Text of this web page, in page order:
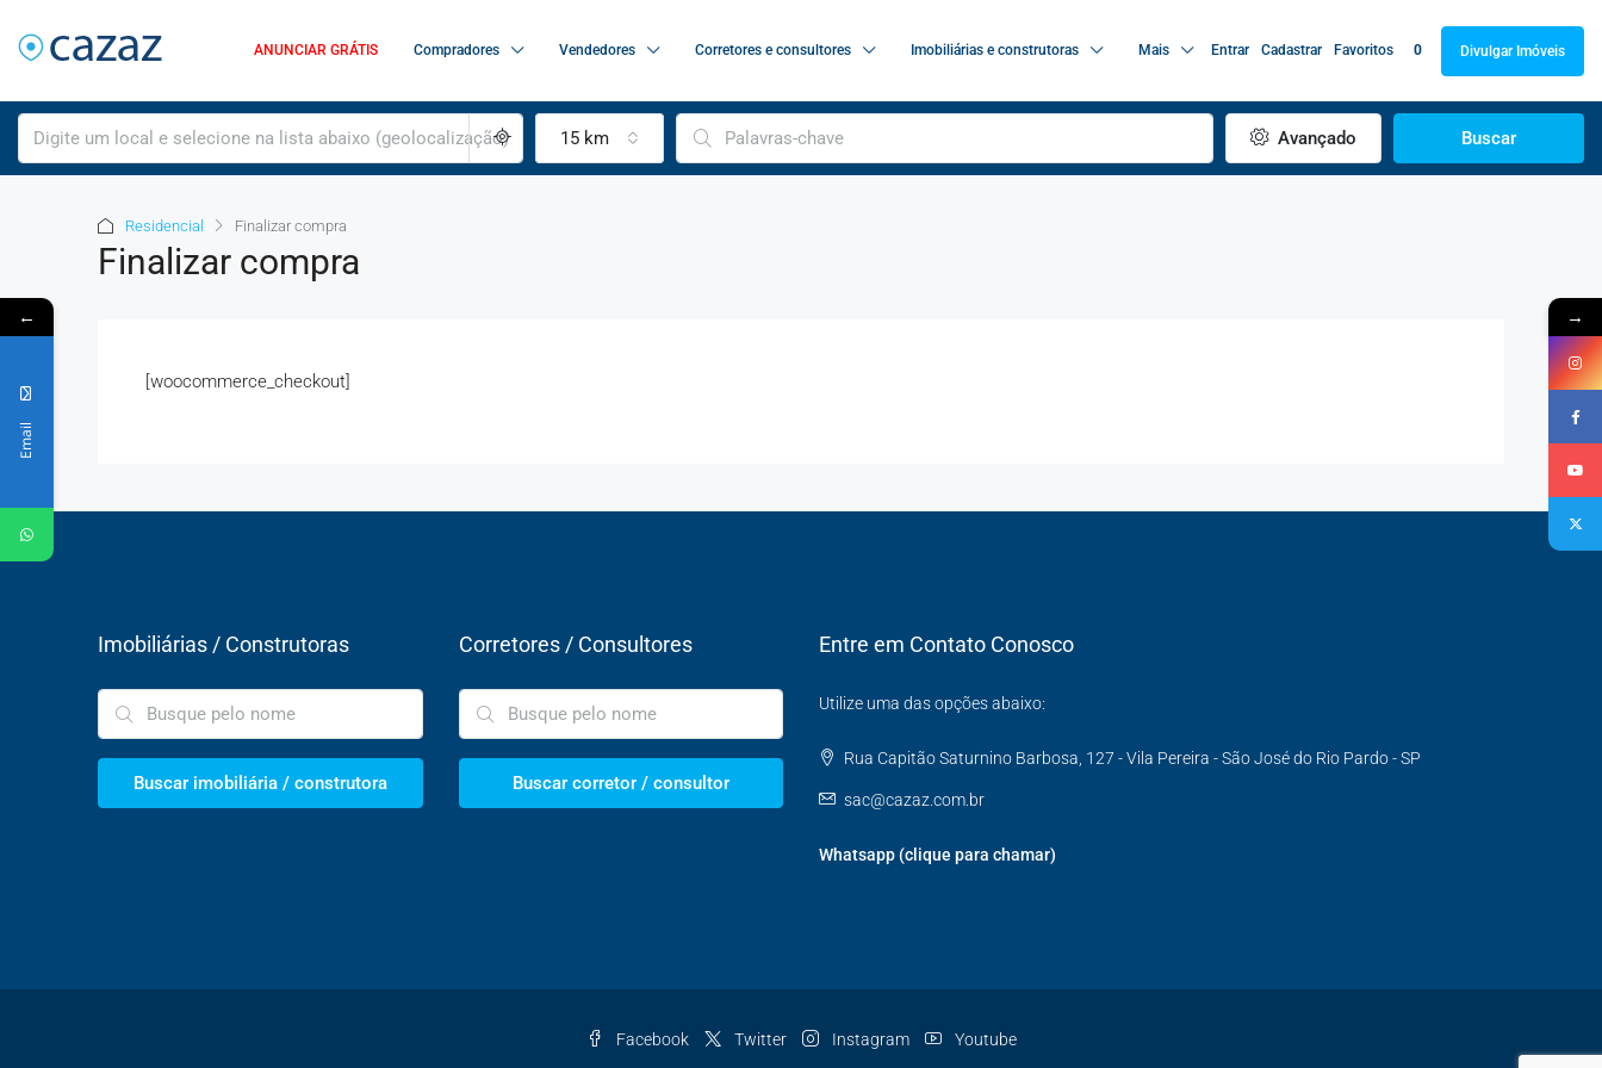
ANUNCIAR GRÁTIS Compradores Vendedores Corretores e consultores Imobiliárias e construtoras Mais Entrar Cadastrar Favoritos 0 Divulgar Imóveis
15 km Avançado Buscar
Residencial Finalizar compra
Finalizar compra
[woocommerce_checkout]
Imobiliárias / Construtoras
Buscar imobiliária / construtora
Corretores / Consultores
Buscar corretor / consultor
Entre em Contato Conosco
Utilize uma das opções abaixo:
Rua Capitão Saturnino Barbosa, 127 - Vila Pereira - São José do Rio Pardo - SP
sac@cazaz.com.br
Whatsapp (clique para chamar)
Facebook Twitter Instagram Youtube
←
Email
→